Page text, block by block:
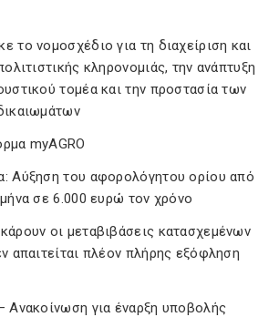
το νομοσχέδιο για τη διαχείριση και
κληρονομιάς, την ανάπτυξη
τομέα και την προστασία των
myAGRO
Αύξηση του αφορολόγητου ορίου από
σε 6.000 ευρώ τον χρόνο
οι μεταβιβάσεις κατασχεμένων
απαιτείται πλέον πλήρης εξόφληση
Ανακοίνωση για έναρξη υποβολής